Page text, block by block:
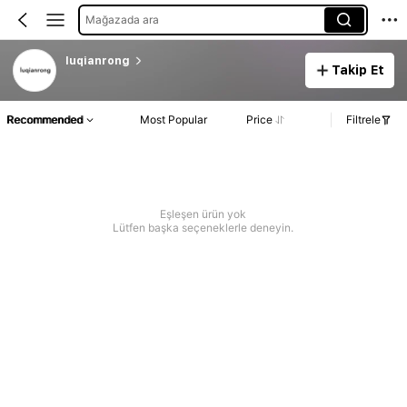
Mağazada ara
luqianrong
Takip Et
Recommended Most Popular Price Filtrele
Eşleşen ürün yok
Lütfen başka seçeneklerle deneyin.